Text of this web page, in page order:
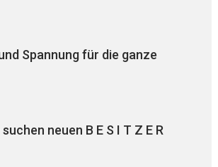
Spannung für die ganze
suchen neuen B E S I T Z E R